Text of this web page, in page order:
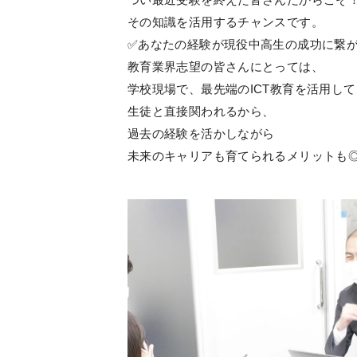
その知識を活用するチャンスです。
✅あなたの経験が現役中高生の成功に繋
教育業界志望の皆さんにとっては、
学校現場で、最先端のICT教育を活用して
生徒と直接関われるから、
過去の経験を活かしながら
未来のキャリアも育てられるメリットも